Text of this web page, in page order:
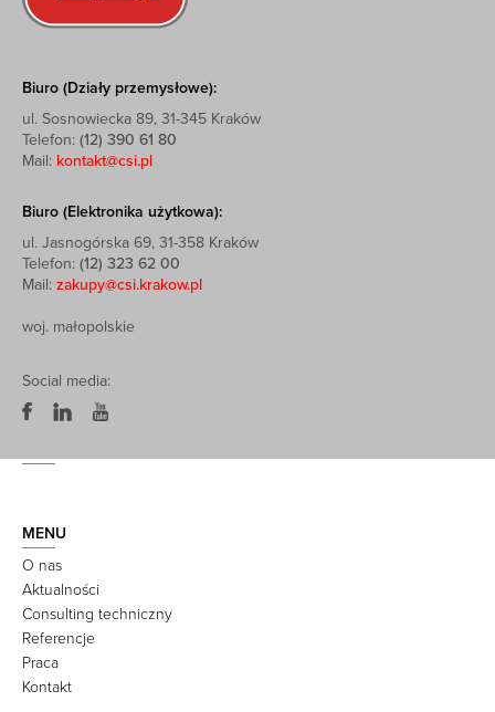
Biuro (Działy przemysłowe):
ul. Sosnowiecka 89, 31-345 Kraków
Telefon: (12) 390 61 80
Mail: kontakt@csi.pl
Biuro (Elektronika użytkowa):
ul. Jasnogórska 69, 31-358 Kraków
Telefon: (12) 323 62 00
Mail: zakupy@csi.krakow.pl
woj. małopolskie
Social media:
MENU
O nas
Aktualności
Consulting techniczny
Referencje
Praca
Kontakt